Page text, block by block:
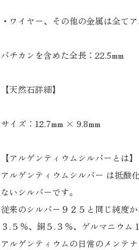
・ワイヤー、その他の金属は全て
バチカンを含めた全長：22.5mm
【天然石詳細】
サイズ：12.7mm × 9.8mm
【アルゲンティウムシルバーとは】
アルゲンティウムシルバー は抵酸
ないシルバーです。
従来のシルバー９２５と同じ純度
３.５％、銅５.３％、ゲルマニウム
アルゲンティウムの日常のメンテ